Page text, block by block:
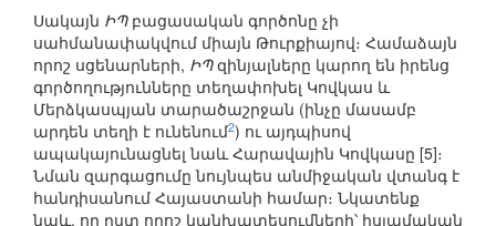
Սակայն ԻՊբացասական գործոնը չի
սահմանափակվում միայն Թուրքիայով։ Համաձայն
որոշ սցենարների, ԻՊզինյալները կարող են իրենց
գործողությունները տեղափոխել Կովկաս և
Մերձկասպյան տարածաշրջան (ինչը մասամբ
արդեն տեղի է ունենում2) ու այդպիսով
ապակայունացնել նաև Հարավային Կովկասը [5]։
Նման զարգացումը նույնպես անմիջական վտանգ է
հանդիսանում Հայաստանի համար։ Նկատենք
նաև, որ ըստ որոշ կանխատեսումների՝ իսլամական